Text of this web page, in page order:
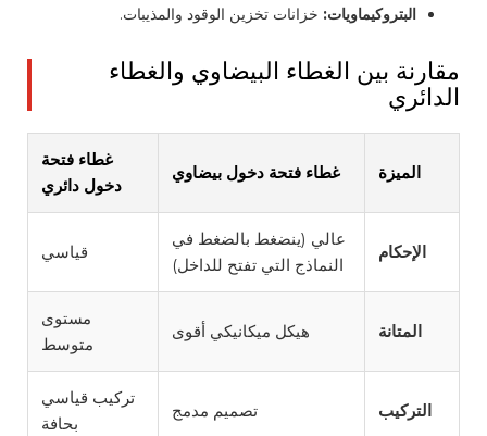
البتروكيماويات: خزانات تخزين الوقود والمذيبات.
مقارنة بين الغطاء البيضاوي والغطاء
الدائري
الميزة غطاء فتحة دخول بيضاوي
غطاء فتحة
دخول دائري
الإحكام
عالي (ينضغط بالضغط في
النماذج التي تفتح للداخل)
قياسي
المتانة هيكل ميكانيكي أقوى
مستوى
متوسط
التركيب تصميم مدمج
تركيب قياسي
بحافة